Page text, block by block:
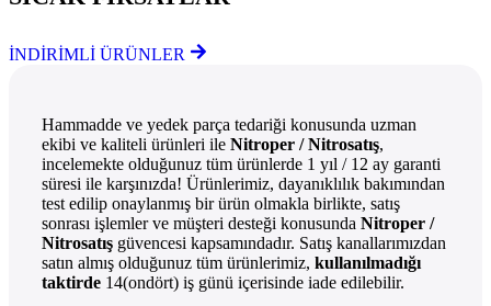
İNDİRİMLİ ÜRÜNLER
Hammadde ve yedek parça tedariği konusunda uzman
ekibi ve kaliteli ürünleri ile Nitroper / Nitrosatış,
incelemekte olduğunuz tüm ürünlerde 1 yıl / 12 ay garanti
süresi ile karşınızda! Ürünlerimiz, dayanıklılık bakımından
test edilip onaylanmış bir ürün olmakla birlikte, satış
sonrası işlemler ve müşteri desteği konusunda Nitroper /
Nitrosatış güvencesi kapsamındadır. Satış kanallarımızdan
satın almış olduğunuz tüm ürünlerimiz, kullanılmadığı
taktirde 14(ondört) iş günü içerisinde iade edilebilir.